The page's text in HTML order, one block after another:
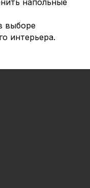
напольные
выборе
интерьера.